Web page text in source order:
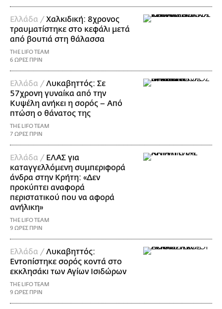
Ελλάδα / Χαλκιδική: 8χρονος
τραυματίστηκε στο κεφάλι μετά
από βουτιά στη θάλασσα
THE LIFO TEAM
6 ΩΡΕΣ ΠΡΙΝ
Ελλάδα / Λυκαβηττός: Σε
57χρονη γυναίκα από την
Κυψέλη ανήκει η σορός – Από
πτώση ο θάνατος της
THE LIFO TEAM
7 ΩΡΕΣ ΠΡΙΝ
Ελλάδα / ΕΛΑΣ για
καταγγελλόμενη συμπεριφορά
άνδρα στην Κρήτη: «Δεν
προκύπτει αναφορά
περιστατικού που να αφορά
ανήλικη»
THE LIFO TEAM
9 ΩΡΕΣ ΠΡΙΝ
Ελλάδα / Λυκαβηττός:
Εντοπίστηκε σορός κοντά στο
εκκλησάκι των Αγίων Ισιδώρων
THE LIFO TEAM
9 ΩΡΕΣ ΠΡΙΝ